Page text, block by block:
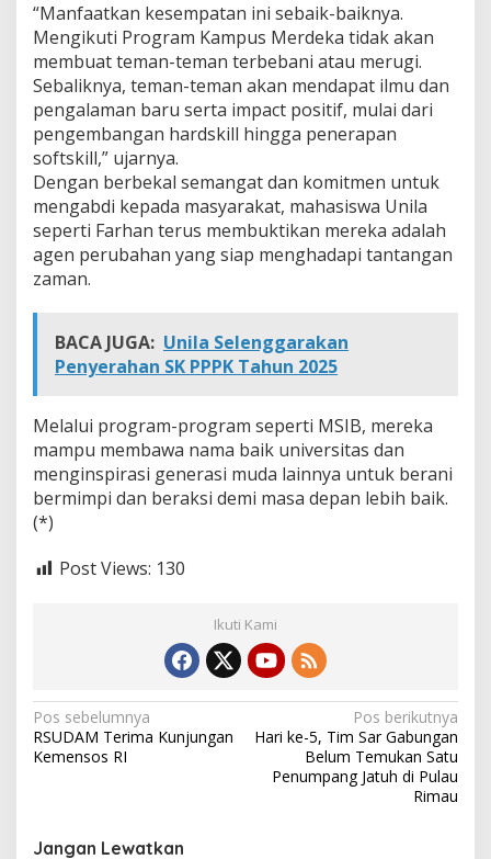
“Manfaatkan kesempatan ini sebaik-baiknya.
Mengikuti Program Kampus Merdeka tidak akan
membuat teman-teman terbebani atau merugi.
Sebaliknya, teman-teman akan mendapat ilmu dan
pengalaman baru serta impact positif, mulai dari
pengembangan hardskill hingga penerapan
softskill,” ujarnya.
Dengan berbekal semangat dan komitmen untuk
mengabdi kepada masyarakat, mahasiswa Unila
seperti Farhan terus membuktikan mereka adalah
agen perubahan yang siap menghadapi tantangan
zaman.
BACA JUGA: Unila Selenggarakan
Penyerahan SK PPPK Tahun 2025
Melalui program-program seperti MSIB, mereka
mampu membawa nama baik universitas dan
menginspirasi generasi muda lainnya untuk berani
bermimpi dan beraksi demi masa depan lebih baik.
(*)
Post Views: 130
Ikuti Kami
N
a
g
Pos sebelumnya
RSUDAM Terima Kunjungan
Kemensos RI
Pos berikutnya
Hari ke-5, Tim Sar Gabungan
Belum Temukan Satu
Penumpang Jatuh di Pulau
Rimau
Jangan Lewatkan